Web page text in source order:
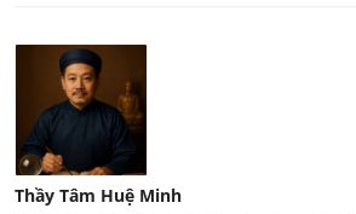
Thầy Tâm Huệ Minh